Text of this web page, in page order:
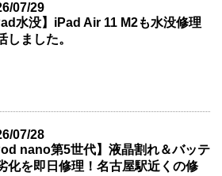
07/29
水没】iPad Air 11 M2も水没修理
しました。
07/28
nano第5世代】液晶割れ＆バッテ
化を即日修理！名古屋駅近くの修